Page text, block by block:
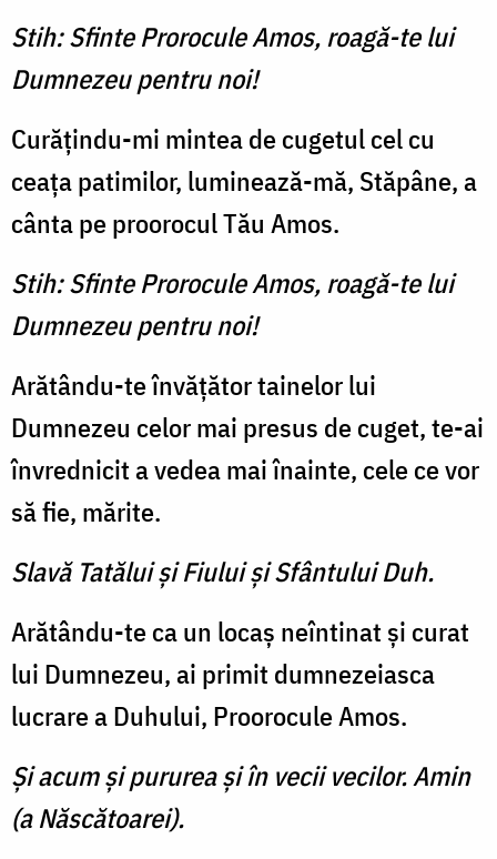
Stih: Sfinte Prorocule Amos, roagă-te lui
Dumnezeu pentru noi!
Curăţindu-mi mintea de cugetul cel cu
ceaţa patimilor, luminează-mă, Stăpâne, a
cânta pe proorocul Tău Amos.
Stih: Sfinte Prorocule Amos, roagă-te lui
Dumnezeu pentru noi!
Arătându-te învăţător tainelor lui
Dumnezeu celor mai presus de cuget, te-ai
învrednicit a vedea mai înainte, cele ce vor
să fie, mărite.
Slavă Tatălui şi Fiului şi Sfântului Duh.
Arătându-te ca un locaş neîntinat şi curat
lui Dumnezeu, ai primit dumnezeiasca
lucrare a Duhului, Proorocule Amos.
Şi acum şi pururea şi în vecii vecilor. Amin
(a Născătoarei).